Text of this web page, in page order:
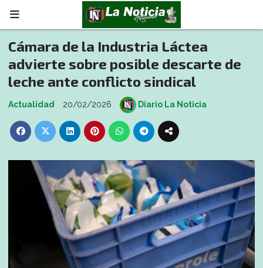
Cámara de la Industria Láctea
advierte sobre posible descarte de
leche ante conflicto sindical
Actualidad 20/02/2026 Diario La Noticia